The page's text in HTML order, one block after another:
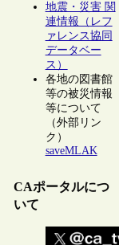
地震・災害 関
連情報（レフ
ァレンス協同
データベー
ス）
各地の図書館
等の被災情報
等について
（外部リン
ク）
saveMLAK
CAポータルにつ
いて